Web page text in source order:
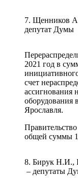
7. Щенников
депутат Думы
2021 год в
счет
ассигнования
оборудования
Ярославля.
общей суммы
8. Бирук Н.И.,
– депутаты